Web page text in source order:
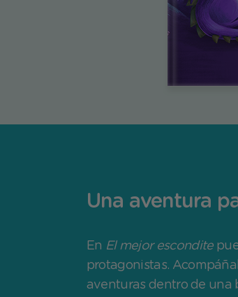
Una aventura
En El mejor escondite
protagonistas.
aventuras dentro de una